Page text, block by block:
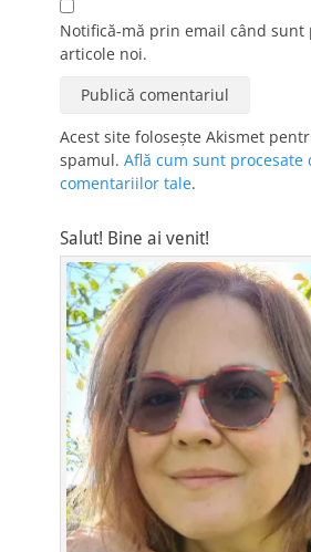
Notifică-mă prin email când sunt
articole noi.
Acest site folosește Akismet
spamul. Află cum sunt procesate
comentariilor tale.
Salut! Bine ai venit!